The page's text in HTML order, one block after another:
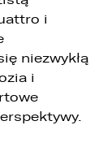
i
niezwykłą
i